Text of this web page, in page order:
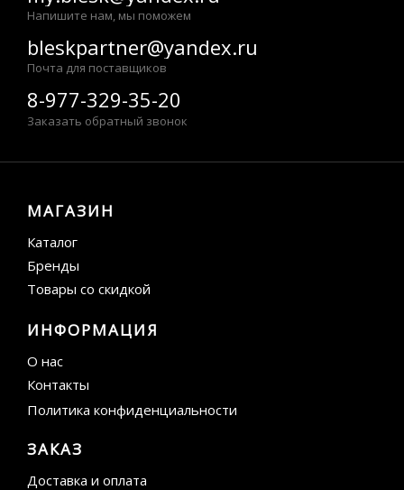
Напишите нам, мы поможем
bleskpartner@yandex.ru
Почта для поставщиков
8-977-329-35-20
Заказать обратный звонок
МАГАЗИН
Каталог
Бренды
Товары со скидкой
ИНФОРМАЦИЯ
О нас
Контакты
Политика конфиденциальности
ЗАКАЗ
Доставка и оплата